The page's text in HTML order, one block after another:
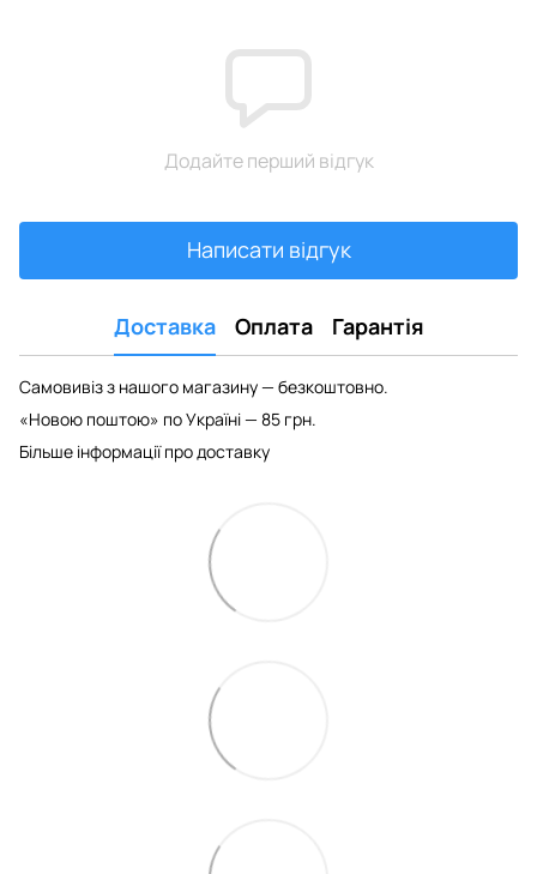
Додайте перший відгук
Написати відгук
Доставка Оплата Гарантія
Самовивіз з нашого магазину — безкоштовно.
«Новою поштою» по Україні — 85 грн.
Більше інформації про доставку